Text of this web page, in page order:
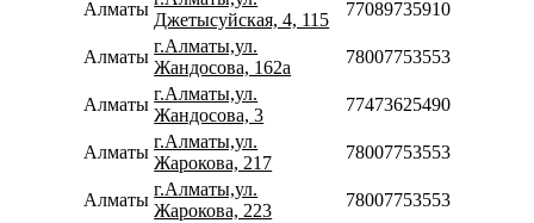
Алматы
Джетысуйская, 4, 115
77089735910
Алматы
г.Алматы,ул.
Жандосова, 162а
78007753553
Алматы
г.Алматы,ул.
Жандосова, 3
77473625490
Алматы
г.Алматы,ул.
Жарокова, 217
78007753553
Алматы
г.Алматы,ул.
Жарокова, 223
78007753553